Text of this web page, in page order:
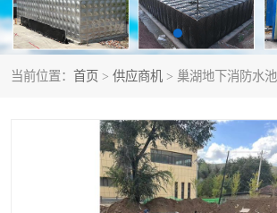
当前位置： 首页 > 供应商机 > 巢湖地下消防水池